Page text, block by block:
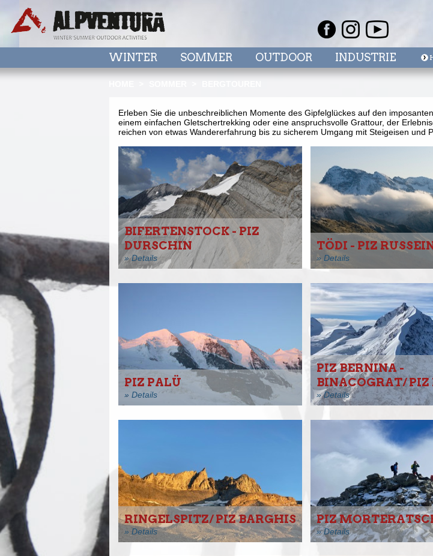
WINTER SOMMER OUTDOOR INDUSTRIE
Erleben Sie die unbeschreiblichen Momente des Gipfelglückes auf den
einem einfachen Gletschertrekking oder eine anspruchsvolle Grattour, der
reichen von etwas Wandererfahrung bis zu sicherem Umgang mit Steigeisen und
BIFERTENSTOCK - PIZ
DURSCHIN
» Details
TÖDI - PIZ
» Details
PIZ PALÜ
» Details
PIZ BERNINA -
BINACOGRAT/ PIZ
» Details
RINGELSPITZ/ PIZ BARGHIS
» Details
PIZ
» Details